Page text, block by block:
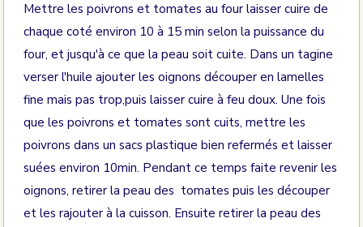
Mettre les poivrons et tomates au four laisser cuire de
chaque coté environ 10 à 15 min selon la puissance du
four, et jusqu'à ce que la peau soit cuite. Dans un tagine
verser l'huile ajouter les oignons découper en lamelles
fine mais pas trop,puis laisser cuire à feu doux. Une fois
que les poivrons et tomates sont cuits, mettre les
poivrons dans un sacs plastique bien refermés et laisser
suées environ 10min. Pendant ce temps faite revenir les
oignons, retirer la peau des tomates puis les découper
et les rajouter à la cuisson. Ensuite retirer la peau des